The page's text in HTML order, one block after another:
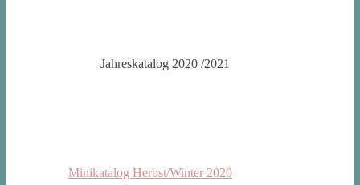
Jahreskatalog 2020 /2021
Minikatalog Herbst/Winter 2020